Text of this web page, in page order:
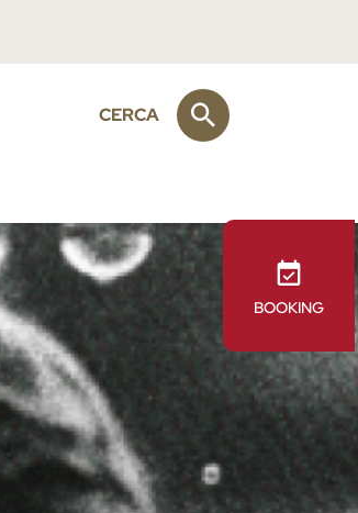
BOOKING
CERCA